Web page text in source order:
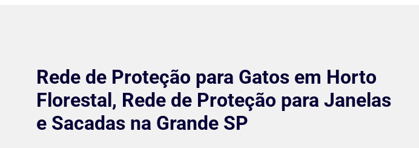
Rede de Proteção para Gatos em Horto
Florestal, Rede de Proteção para Janelas
e Sacadas na Grande SP